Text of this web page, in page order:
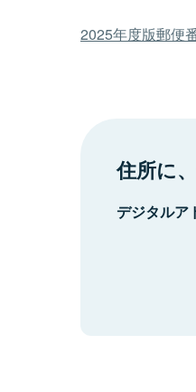
2025年度版郵便
住所に
デジタルア